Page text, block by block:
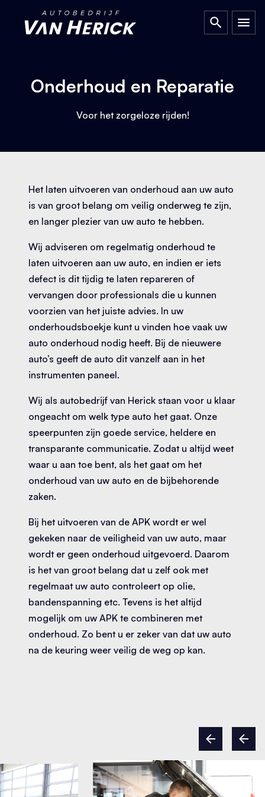
Onderhoud en Reparatie
Voor het zorgeloze rijden!
Het laten uitvoeren van onderhoud aan uw auto
is van groot belang om veilig onderweg te zijn,
en langer plezier van uw auto te hebben.
Wij adviseren om regelmatig onderhoud te
laten uitvoeren aan uw auto, en indien er iets
defect is dit tijdig te laten repareren of
vervangen door professionals die u kunnen
voorzien van het juiste advies. In uw
onderhoudsboekje kunt u vinden hoe vaak uw
auto onderhoud nodig heeft. Bij de nieuwere
auto’s geeft de auto dit vanzelf aan in het
instrumenten paneel.
Wij als autobedrijf van Herick staan voor u klaar
ongeacht om welk type auto het gaat. Onze
speerpunten zijn goede service, heldere en
transparante communicatie. Zodat u altijd weet
waar u aan toe bent, als het gaat om het
onderhoud van uw auto en de bijbehorende
zaken.
Bij het uitvoeren van de APK wordt er wel
gekeken naar de veiligheid van uw auto, maar
wordt er geen onderhoud uitgevoerd. Daarom
is het van groot belang dat u zelf ook met
regelmaat uw auto controleert op olie,
bandenspanning etc. Tevens is het altijd
mogelijk om uw APK te combineren met
onderhoud. Zo bent u er zeker van dat uw auto
na de keuring weer veilig de weg op kan.